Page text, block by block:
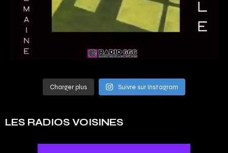
Charger plus Suivre sur Instagram
LES RADIOS VOISINES